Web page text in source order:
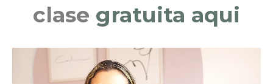
clase gratuita aqui